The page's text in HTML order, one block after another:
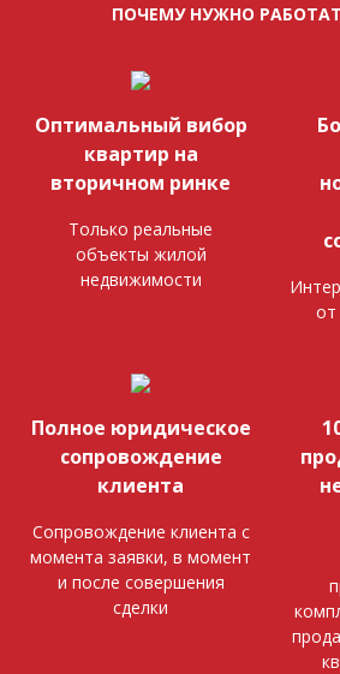
ПОЧЕМУ НУЖНО
Оптимальный вибор
квартир на
вторичном ринке
Только реальные
объекты жилой
недвижимости
от
Полное юридическое
сопровождение
клиента
Сопровождение клиента с
момента заявки, в момент
и после совершения
сделки